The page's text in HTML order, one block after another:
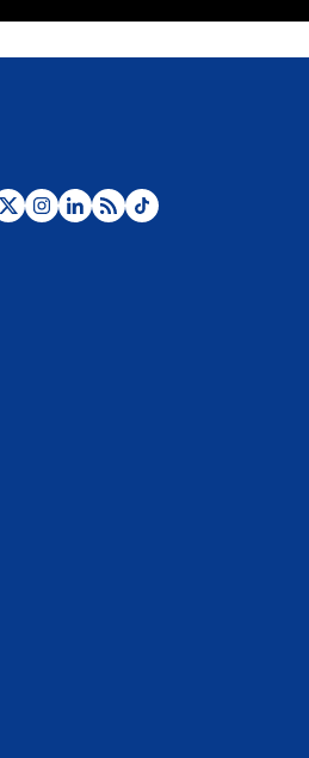
Posesión de Abelardo De La Espriella